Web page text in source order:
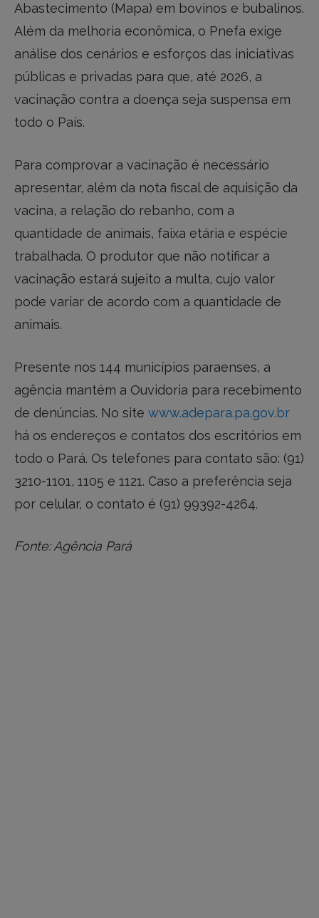
Abastecimento (Mapa) em bovinos e bubalinos.
Além da melhoria econômica, o Pnefa exige
análise dos cenários e esforços das iniciativas
públicas e privadas para que, até 2026, a
vacinação contra a doença seja suspensa em
todo o País.
Para comprovar a vacinação é necessário
apresentar, além da nota fiscal de aquisição da
vacina, a relação do rebanho, com a
quantidade de animais, faixa etária e espécie
trabalhada. O produtor que não notificar a
vacinação estará sujeito a multa, cujo valor
pode variar de acordo com a quantidade de
animais.
Presente nos 144 municípios paraenses, a
agência mantém a Ouvidoria para recebimento
de denúncias. No site www.adepara.pa.gov.br
há os endereços e contatos dos escritórios em
todo o Pará. Os telefones para contato são: (91)
3210-1101, 1105 e 1121. Caso a preferência seja
por celular, o contato é (91) 99392-4264.
Fonte: Agência Pará